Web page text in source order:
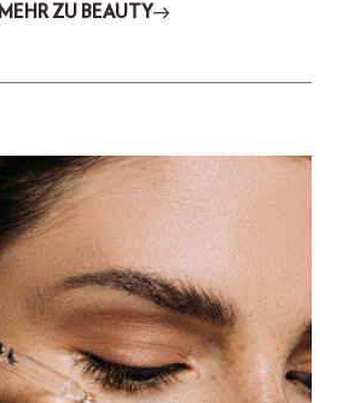
MEHR ZU BEAUTY